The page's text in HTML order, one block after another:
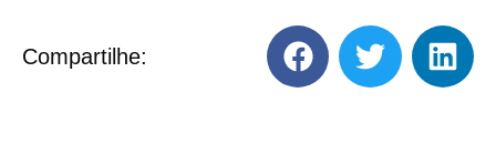
Compartilhe: